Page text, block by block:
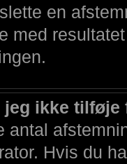
en
med
jeg ikke
antal
Hvis du